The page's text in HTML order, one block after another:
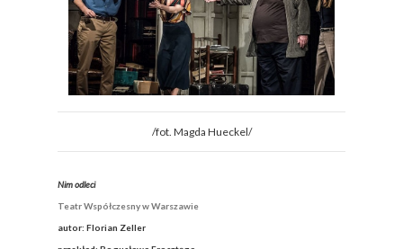
/fot. Magda Hueckel/
Nim odleci
Teatr Współczesny w Warszawie
autor: Florian Zeller